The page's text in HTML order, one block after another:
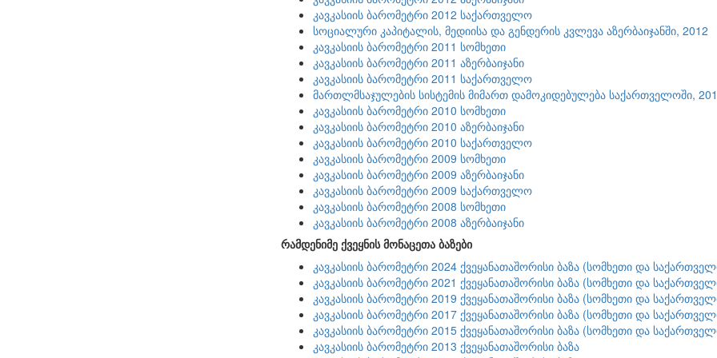
კავკასიის ბარომეტრი 2012 საქართველო
სოციალური კაპიტალის, მედიისა და გენდერის კვლევა აზერბაიჯანში, 2012
კავკასიის ბარომეტრი 2011 სომხეთი
კავკასიის ბარომეტრი 2011 აზერბაიჯანი
კავკასიის ბარომეტრი 2011 საქართველო
მართლმსაჯულების სისტემის მიმართ დამოკიდებულება საქართველოში,
კავკასიის ბარომეტრი 2010 სომხეთი
კავკასიის ბარომეტრი 2010 აზერბაიჯანი
კავკასიის ბარომეტრი 2010 საქართველო
კავკასიის ბარომეტრი 2009 სომხეთი
კავკასიის ბარომეტრი 2009 აზერბაიჯანი
კავკასიის ბარომეტრი 2009 საქართველო
კავკასიის ბარომეტრი 2008 სომხეთი
კავკასიის ბარომეტრი 2008 აზერბაიჯანი
რამდენიმე ქვეყნის მონაცეთა ბაზები
კავკასიის ბარომეტრი 2024 ქვეყანათაშორისი ბაზა (სომხეთი და
კავკასიის ბარომეტრი 2021 ქვეყანათაშორისი ბაზა (სომხეთი და
კავკასიის ბარომეტრი 2019 ქვეყანათაშორისი ბაზა (სომხეთი და
კავკასიის ბარომეტრი 2017 ქვეყანათაშორისი ბაზა (სომხეთი და
კავკასიის ბარომეტრი 2015 ქვეყანათაშორისი ბაზა (სომხეთი და
კავკასიის ბარომეტრი 2013 ქვეყანათაშორისი ბაზა